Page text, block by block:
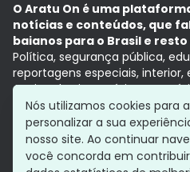
O Aratu On é uma
notícias e conteúdos, que
baianos para o Brasil e
Política, segurança pública,
reportagens especiais,
Aqui, tudo vira notícia e a
com a credibilidade do Grupo
Grupo Aratu
Política de
Nós utilizamos cookies para
personalizar a sua
nosso site. Ao continuar
você concorda em